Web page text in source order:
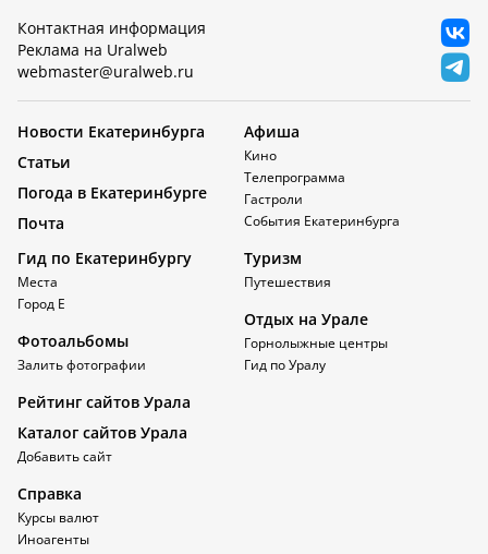
Контактная информация
Реклама на Uralweb
webmaster@uralweb.ru
Новости Екатеринбурга
Статьи
Погода в Екатеринбурге
Почта
Афиша
Кино
Телепрограмма
Гастроли
События Екатеринбурга
Гид по Екатеринбургу
Места
Город Е
Фотоальбомы
Залить фотографии
Туризм
Путешествия
Отдых на Урале
Горнолыжные центры
Гид по Уралу
Рейтинг сайтов Урала
Каталог сайтов Урала
Добавить сайт
Справка
Курсы валют
Иноагенты